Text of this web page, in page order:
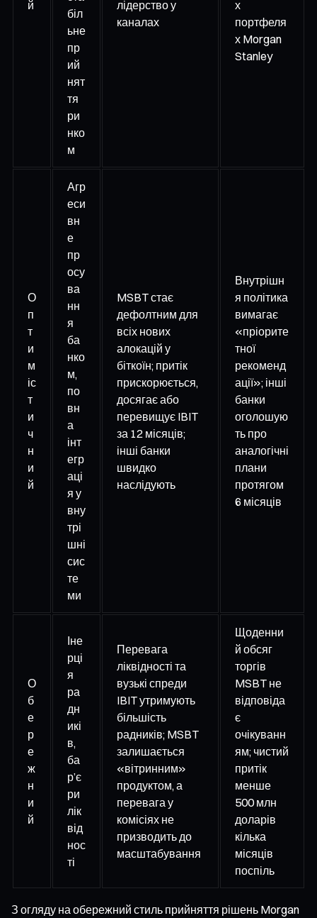
й
біл
ьне
пр
ий
нят
тя
ри
нко
м
лідерство у
каналах
х
портфеля
х Morgan
Stanley
О
п
т
и
м
іс
т
и
ч
н
и
й
Агр
еси
вн
е
пр
осу
ва
нн
я
ба
нко
м,
по
вн
а
інт
егр
аці
я у
вну
трі
шні
сис
те
ми
MSBT стає
дефолтним для
всіх нових
алокацій у
біткоїн; притік
прискорюється,
досягає або
перевищує IBIT
за 12 місяців;
інші банки
швидко
наслідують
Внутрішн
я політика
вимагає
«пріорите
тної
рекоменд
ації»; інші
банки
оголошую
ть про
аналогічні
плани
протягом
6 місяців
О
б
е
р
е
ж
н
и
й
Іне
рці
я
ра
дн
икі
в,
ба
р’є
ри
лік
від
нос
ті
Перевага
ліквідності та
вузькі спреди
IBIT утримують
більшість
радників; MSBT
залишається
«вітринним»
продуктом, а
перевага у
комісіях не
призводить до
масштабування
Щоденни
й обсяг
торгів
MSBT не
відповіда
є
очікуванн
ям; чистий
притік
менше
500 млн
доларів
кілька
місяців
поспіль
З огляду на обережний стиль прийняття рішень Morgan